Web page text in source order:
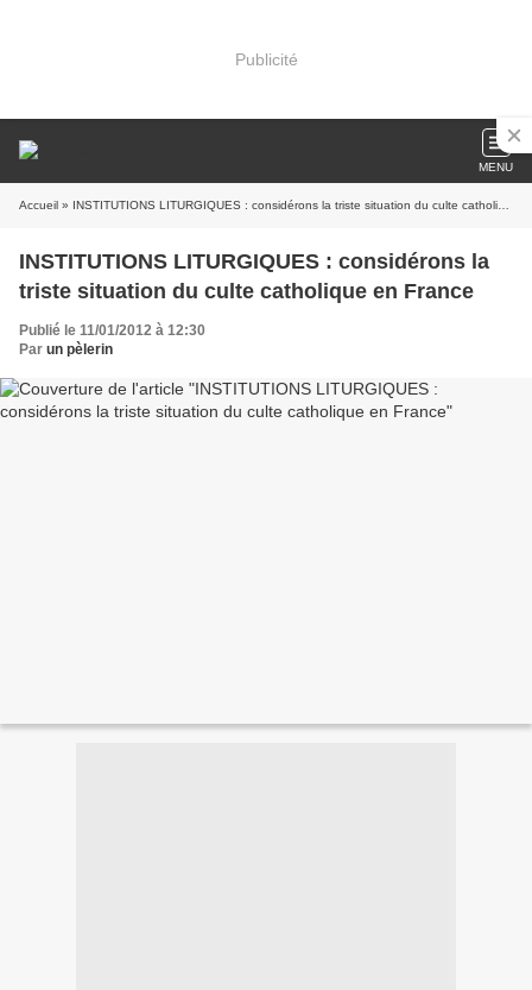
Publicité
MENU
Accueil » INSTITUTIONS LITURGIQUES : considérons la triste situation du culte catholique en France
INSTITUTIONS LITURGIQUES : considérons la
triste situation du culte catholique en France
Publié le 11/01/2012 à 12:30
Par un pèlerin